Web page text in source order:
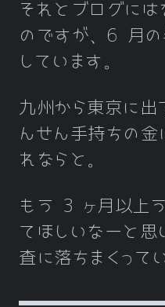
それとブログには
のですが、6 月の
しています。
九州から東京に
んせん手持ちの金
れならと。
もう 3 ヶ月以上
てほしいなーと思
査に落ちまくって